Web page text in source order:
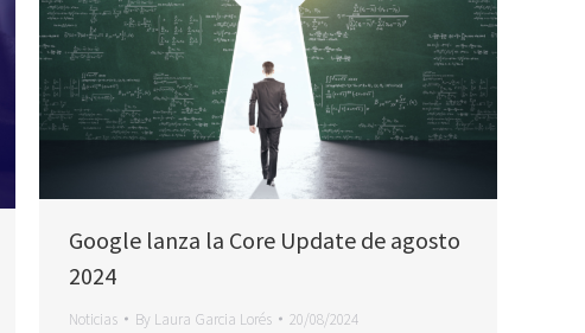
Google lanza la Core Update de agosto
2024
Noticias By Laura Garcia Lorés 20/08/2024